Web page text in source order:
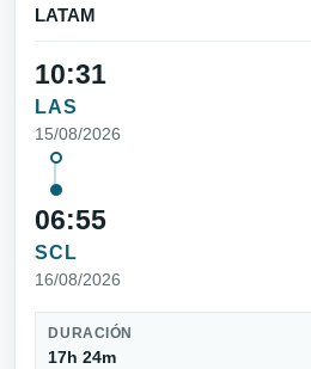
LATAM
10:31
LAS
15/08/2026
06:55
SCL
16/08/2026
DURACIÓN
17h 24m